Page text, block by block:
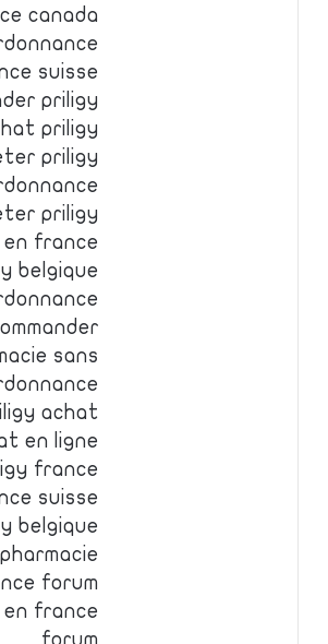
canada
suisse
priligy
priligy
priligy
priligy
france
belgique
sans
achat
en ligne
france
suisse
belgique
forum
france
forum